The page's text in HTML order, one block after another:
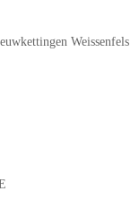
Weissenfels